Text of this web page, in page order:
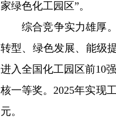
家绿色化工园区”。
综合竞争实力雄厚
转型、绿色发展、能级
进入全国化工园区前10
核一等奖。2025年实现
元。